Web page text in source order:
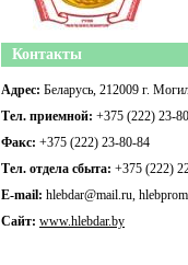
Контакты
Адрес: Беларусь, 212009 г.
Тел. приемной: +375 (222) 23-
Факс: +375 (222) 23-80-84
Тел. отдела сбыта: +375 (222)
E-mail: hlebdar@mail.ru,
Сайт: www.hlebdar.by